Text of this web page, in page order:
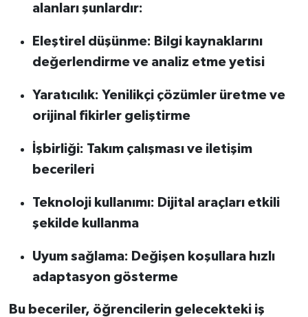
alanları şunlardır:
Eleştirel düşünme: Bilgi kaynaklarını
değerlendirme ve analiz etme yetisi
Yaratıcılık: Yenilikçi çözümler üretme ve
orijinal fikirler geliştirme
İşbirliği: Takım çalışması ve iletişim
becerileri
Teknoloji kullanımı: Dijital araçları etkili
şekilde kullanma
Uyum sağlama: Değişen koşullara hızlı
adaptasyon gösterme
Bu beceriler, öğrencilerin gelecekteki iş